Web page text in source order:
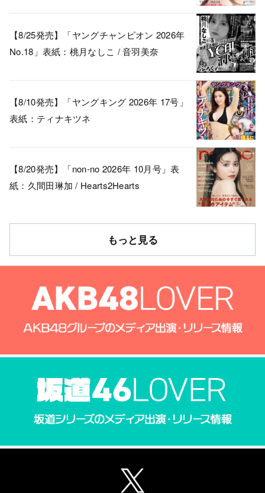
【8/25発売】「ヤングチャンピオン 2026年
No.18」表紙：桃月なしこ / 音羽美奈
【8/10発売】「ヤングキング 2026年 17号」
表紙：ティナキツネ
【8/20発売】「non-no 2026年 10月号」表
紙：久間田琳加 / Hearts2Hearts
もっと見る